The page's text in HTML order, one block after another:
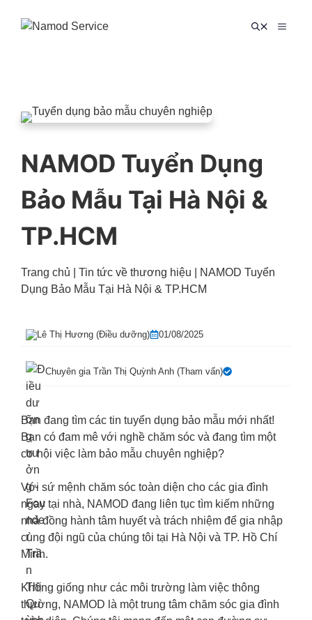
MENU
NAMOD Tuyển Dụng
Bảo Mẫu Tại Hà Nội &
TP.HCM
Trang chủ Tin tức về thương hiệu
NAMOD Tuyển
Dụng Bảo Mẫu Tại Hà Nội & TP.HCM
Lê Thị Hương (Điều dưỡng) 01/08/2025
Chuyên gia Trần Thị Quỳnh Anh (Tham vấn)
Bạn đang tìm các tin tuyển dụng bảo mẫu mới nhất!
Bạn có đam mê với nghề chăm sóc và đang tìm một
cơ hội việc làm bảo mẫu chuyên nghiệp?
Với sứ mệnh chăm sóc toàn diện cho các gia đình
ngay tại nhà, NAMOD đang liên tục tìm kiếm những
nhà đồng hành tâm huyết và trách nhiệm để gia nhập
cùng đội ngũ của chúng tôi tại Hà Nội và TP. Hồ Chí
Minh.
Không giống như các môi trường làm việc thông
thường, NAMOD là một trung tâm chăm sóc gia đình